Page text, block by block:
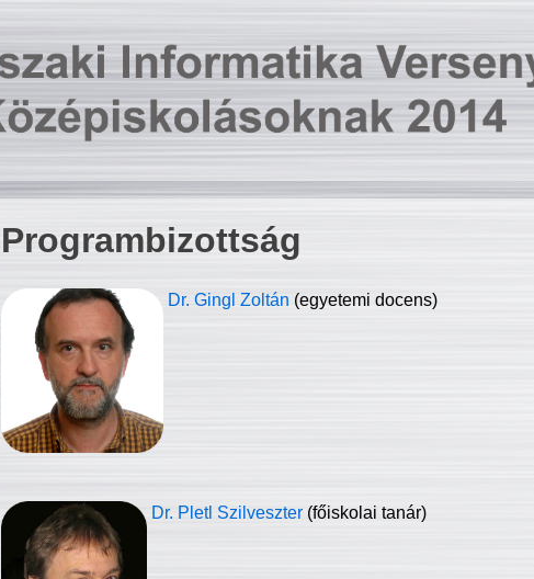
Programbizottság
Dr. Gingl Zoltán (egyetemi docens)
Dr. Pletl Szilveszter (főiskolai tanár)